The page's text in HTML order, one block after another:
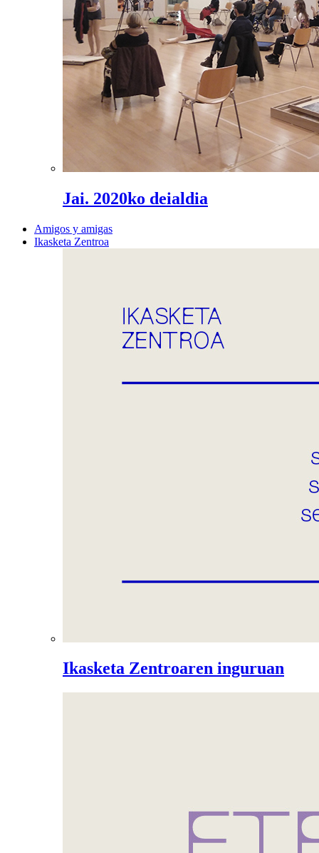
Jai. 2020ko deialdia
Amigos y amigas
Ikasketa Zentroa
Ikasketa Zentroaren inguruan